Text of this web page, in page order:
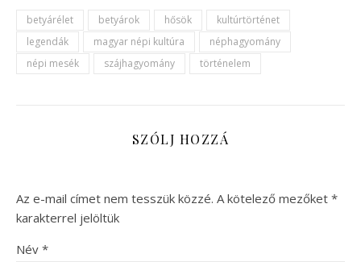
betyárélet betyárok hősök
kultúrtörténet
legendák
magyar népi kultúra
néphagyomány
népi mesék
szájhagyomány történelem
SZÓLJ HOZZÁ
Az e-mail címet nem tesszük közzé. A kötelező mezőket *
karakterrel jelöltük
Név *